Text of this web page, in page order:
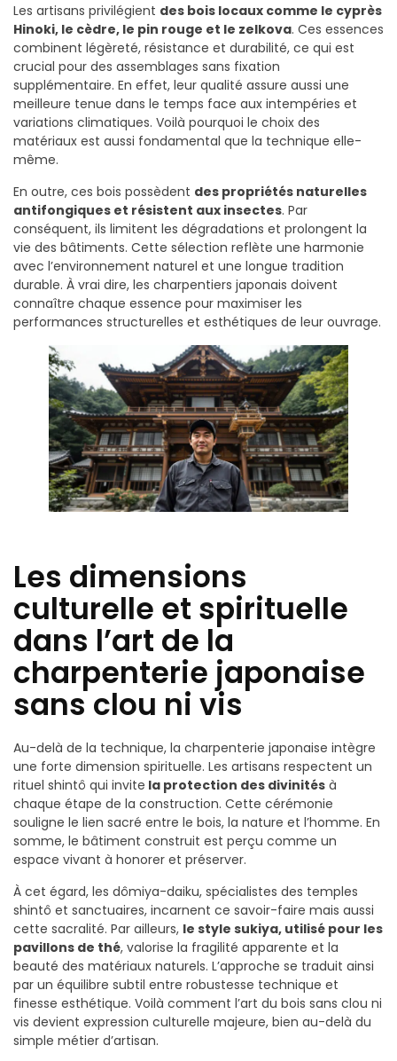
Les artisans privilégient des bois locaux comme le cyprès
Hinoki, le cèdre, le pin rouge et le zelkova. Ces essences
combinent légèreté, résistance et durabilité, ce qui est
crucial pour des assemblages sans fixation
supplémentaire. En effet, leur qualité assure aussi une
meilleure tenue dans le temps face aux intempéries et
variations climatiques. Voilà pourquoi le choix des
matériaux est aussi fondamental que la technique elle-
même.
En outre, ces bois possèdent des propriétés naturelles
antifongiques et résistent aux insectes. Par
conséquent, ils limitent les dégradations et prolongent la
vie des bâtiments. Cette sélection reflète une harmonie
avec l’environnement naturel et une longue tradition
durable. À vrai dire, les charpentiers japonais doivent
connaître chaque essence pour maximiser les
performances structurelles et esthétiques de leur ouvrage.
Les dimensions
culturelle et spirituelle
dans l’art de la
charpenterie japonaise
sans clou ni vis
Au-delà de la technique, la charpenterie japonaise intègre
une forte dimension spirituelle. Les artisans respectent un
rituel shintô qui invite la protection des divinités à
chaque étape de la construction. Cette cérémonie
souligne le lien sacré entre le bois, la nature et l’homme. En
somme, le bâtiment construit est perçu comme un
espace vivant à honorer et préserver.
À cet égard, les dômiya-daiku, spécialistes des temples
shintô et sanctuaires, incarnent ce savoir-faire mais aussi
cette sacralité. Par ailleurs, le style sukiya, utilisé pour les
pavillons de thé, valorise la fragilité apparente et la
beauté des matériaux naturels. L’approche se traduit ainsi
par un équilibre subtil entre robustesse technique et
finesse esthétique. Voilà comment l’art du bois sans clou ni
vis devient expression culturelle majeure, bien au-delà du
simple métier d’artisan.